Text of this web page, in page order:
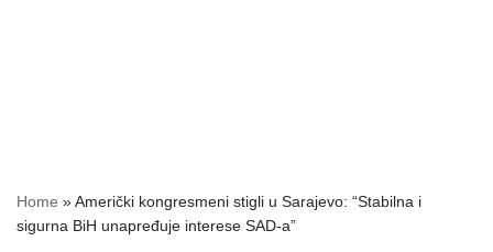
Home »Američki kongresmeni stigli u Sarajevo: “Stabilna i
sigurna BiH unapređuje interese SAD-a”